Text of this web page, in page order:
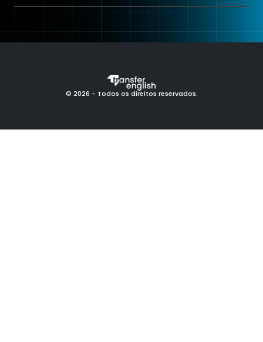
© 2026 - Todos os direitos reservados.